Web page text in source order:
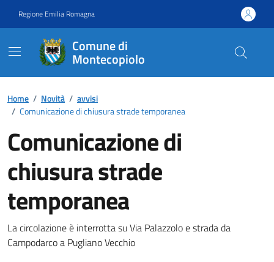
Regione Emilia Romagna
Comune di
Montecopiolo
Contenuti in evidenza
Home / Novità / avvisi
/ Comunicazione di chiusura strade temporanea
Comunicazione di
chiusura strade
temporanea
Dettagli della notizia
La circolazione è interrotta su Via Palazzolo e strada da
Campodarco a Pugliano Vecchio